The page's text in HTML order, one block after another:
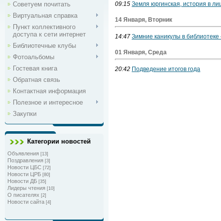
Советуем почитать
Виртуальная справка
Пункт коллективного
доступа к сети интернет
Библиотечные клубы
Фотоальбомы
Гостевая книга
Обратная связь
Контактная информация
Полезное и интересное
Закупки
Категории новостей
Объявления [13]
Поздравления [3]
Новости ЦБС [72]
Новости ЦРБ [80]
Новости ДБ [35]
Лидеры чтения [10]
О писателях [2]
Новости сайта [4]
09:15 Земля юргинская, история в
14 Января, Вторник
14:47 Зимние каникулы в
01 Января, Среда
20:42 Подведение итогов года